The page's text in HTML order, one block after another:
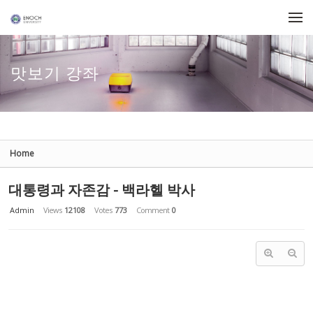
맛보기 강좌
Home
대통령과 자존감 - 백라헬 박사
Admin Views 12108 Votes 773 Comment 0